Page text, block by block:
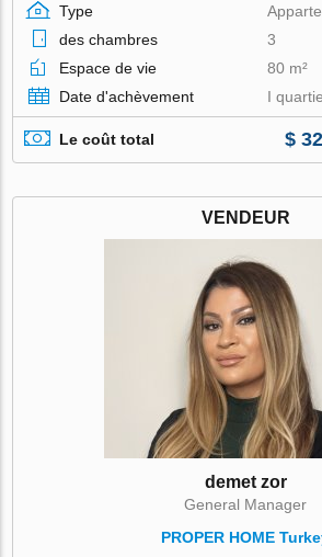
Type
des chambres
3
Espace de vie
80 m²
Date d'achèvement
I
Le coût total $
VENDEUR
demet zor
General Manager
PROPER HOME